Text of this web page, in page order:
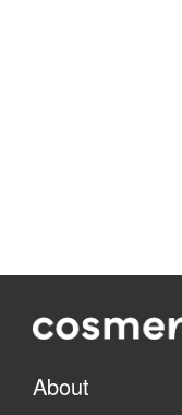
About